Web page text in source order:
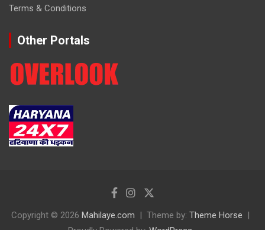
Terms & Conditions
Other Portals
Copyright © 2026 Mahilaye.com Theme by: Theme Horse